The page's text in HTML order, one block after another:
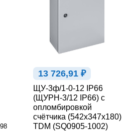
13 726,91 ₽
ЩУ-3ф/1-0-12 IP66
(ЩУРН-3/12 IP66) с
опломбировкой
счётчика (542х347х180)
TDM (SQ0905-1002)